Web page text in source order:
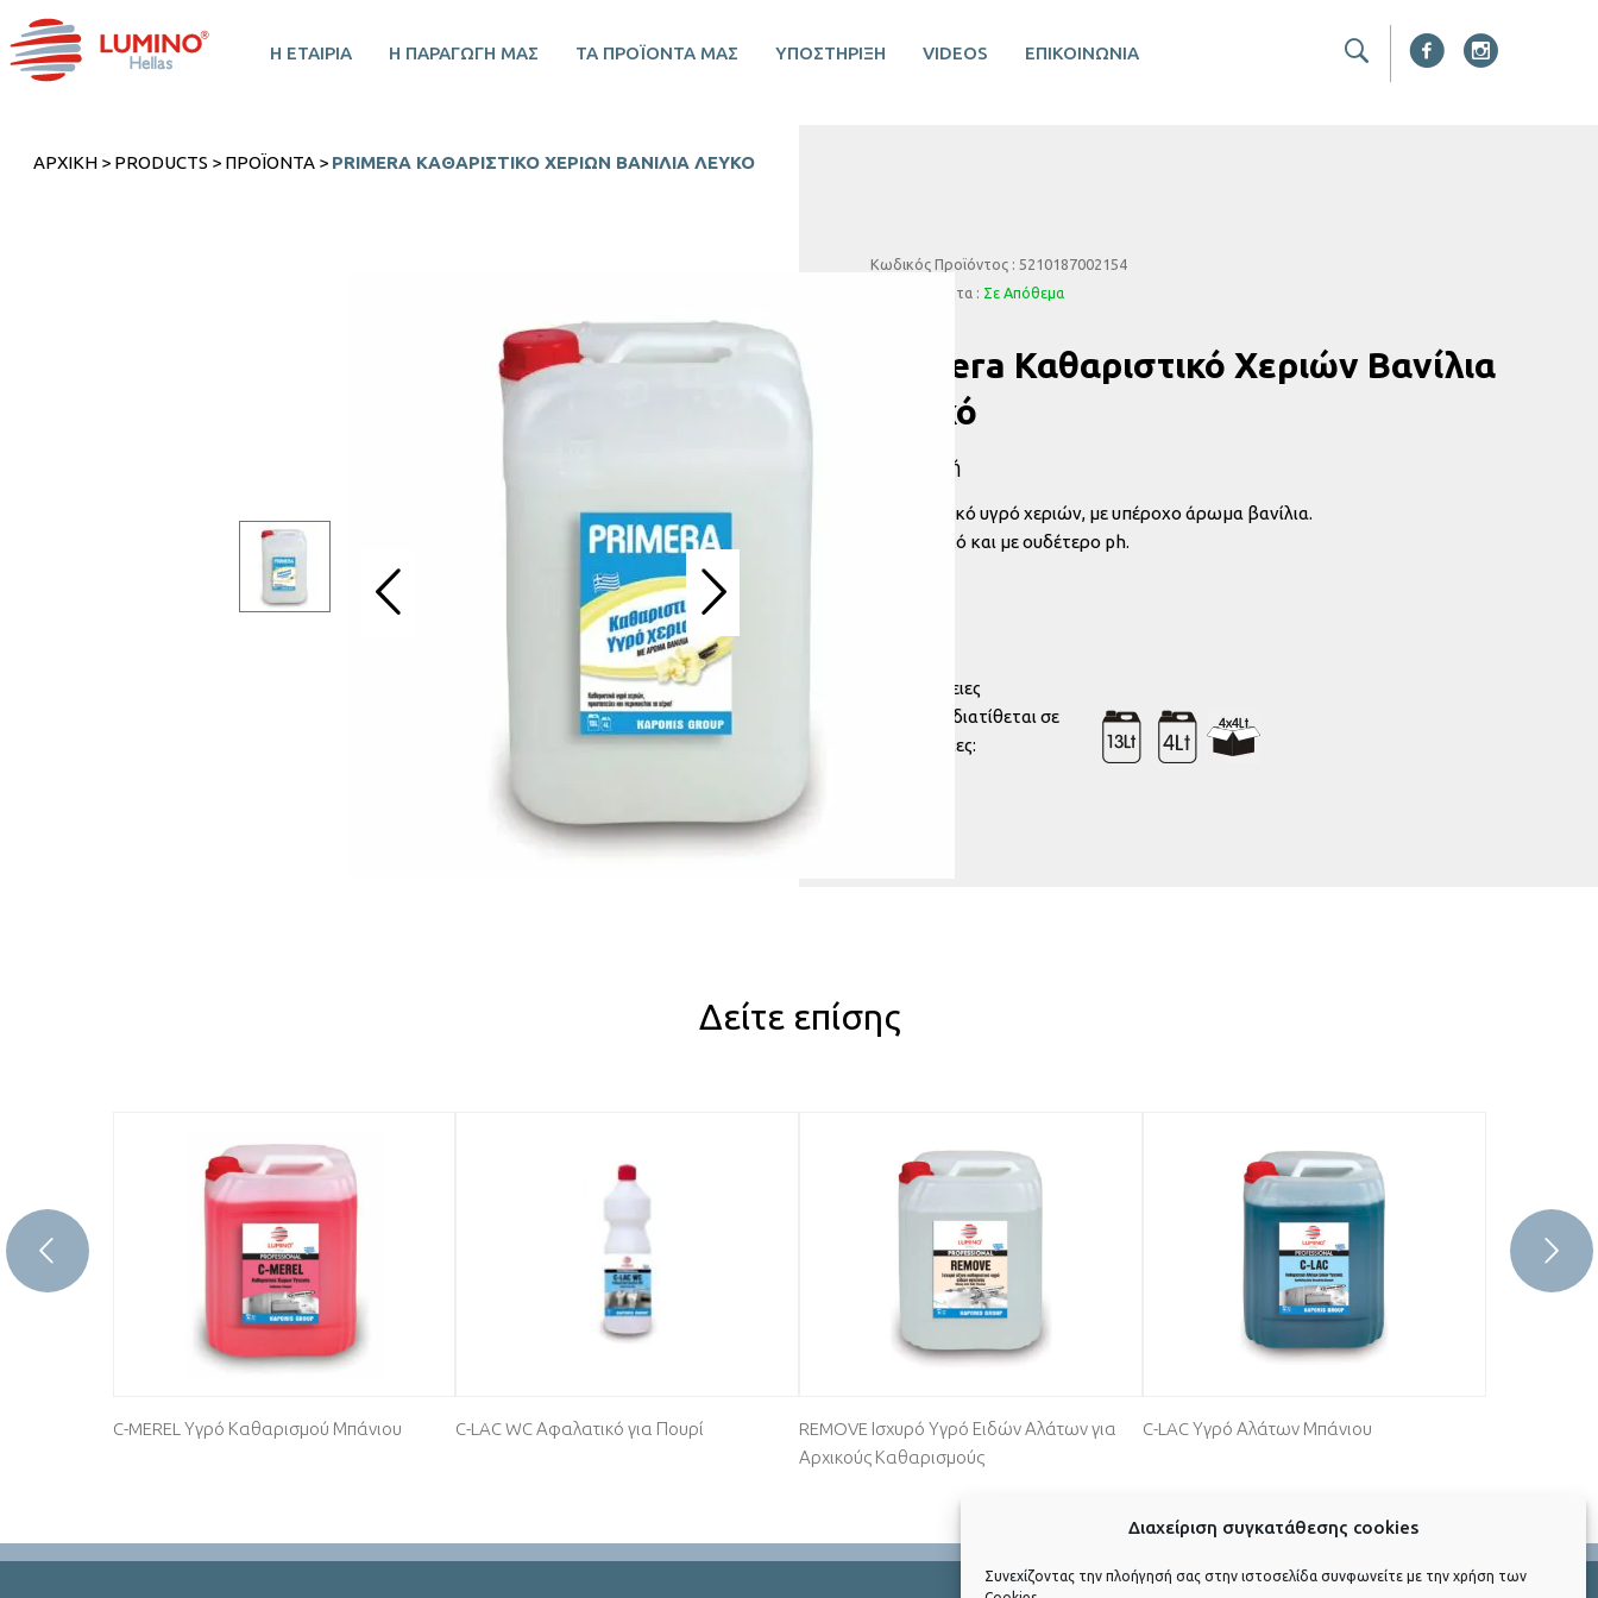
Διαχείριση συγκατάθεσης cookies
Συνεχίζοντας την πλοήγησή σας στην ιστοσελίδα συνφωνείτε με την χρήση των
Η ΕΤΑΙΡΙΑ Η ΠΑΡΑΓΩΓΗ ΜΑΣ ΤΑ ΠΡΟΪΟΝΤΑ ΜΑΣ ΥΠΟΣΤΗΡΙΞΗ VIDEOS ΕΠΙΚΟΙΝΩΝΙΑ
ΑΡΧΙΚΉ> PRODUCTS > ΠΡΟΪΌΝΤΑ> PRIMERA ΚΑΘΑΡΙΣΤΙΚΌ ΧΕΡΙΏΝ ΒΑΝΊΛΙΑ ΛΕΥΚΌ
Κωδικός Προϊόντος : 5210187002154
Διαθεσιμότητα : Σε Απόθεμα
Primera Καθαριστικό Χεριών Βανίλια
Λευκό
Περιγραφή
Καθαριστικό υγρό χεριών, με υπέροχο άρωμα βανίλια.
Οικονομικό και με ουδέτερο ph.
Λεπτομέρειες
Eπιπλέον, διατίθεται σε
συσκευασίες:
Δείτε επίσης
C-MEREL Υγρό Καθαρισμού Μπάνιου C-LAC WC Αφαλατικό για Πουρί
REMOVE Ισχυρό Υγρό Ειδών Αλάτων για
Αρχικούς Καθαρισμούς
C-LAC Υγρό Αλάτων Μπάνιου